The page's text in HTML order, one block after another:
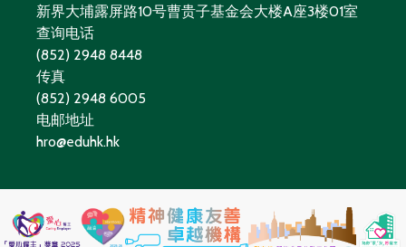
新界大埔露屏路10号曹贵子基金会大楼A座3楼01室
查询电话
(852) 2948 8448
传真
(852) 2948 6005
电邮地址
hro@eduhk.hk